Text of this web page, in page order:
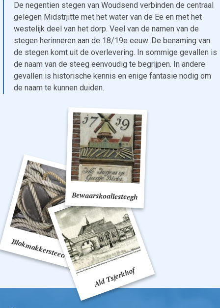
De negentien stegen van Woudsend verbinden de centraal
gelegen Midstrjitte met het water van de Ee en met het
westelijk deel van het dorp. Veel van de namen van de
stegen herinneren aan de 18/19e eeuw. De benaming van
de stegen komt uit de overlevering. In sommige gevallen is
de naam van de steeg eenvoudig te begrijpen. In andere
gevallen is historische kennis en enige fantasie nodig om
de naam te kunnen duiden.